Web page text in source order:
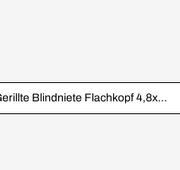
249260 Gerillte Blindniete Flachkopf 4,8x14 Aluminium/Stahl